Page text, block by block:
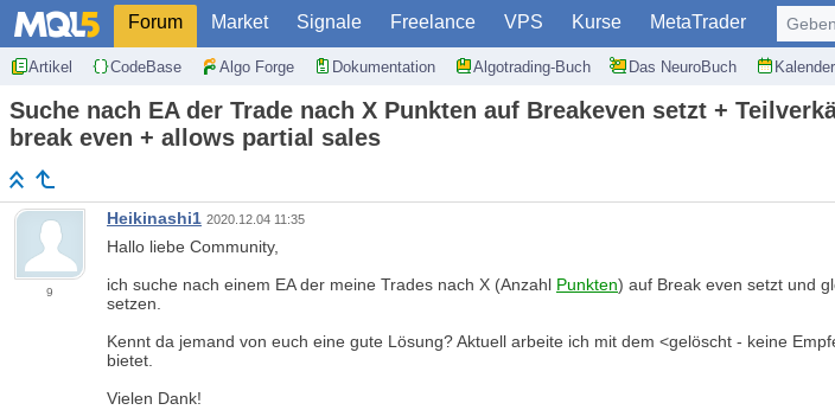
Forum Market Signale Freelance VPS Kurse MetaTrader
Artikel CodeBase Algo Forge Dokumentation Algotrading-Buch Das NeuroBuch Kalender
Suche nach EA der Trade nach X Punkten auf Breakeven setzt +
break even + allows partial sales
9
Heikinashi1 2020.12.04 11:35
Hallo liebe Community,
ich suche nach einem EA der meine Trades nach X (Anzahl Punkten) auf Break even setzt und
setzen.
Kennt da jemand von euch eine gute Lösung? Aktuell arbeite ich mit dem <gelöscht - keine
bietet.
Vielen Dank!